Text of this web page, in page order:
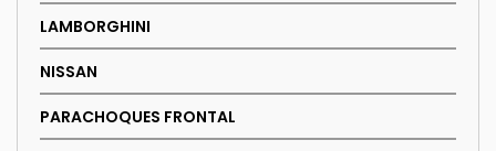
LAMBORGHINI
NISSAN
PARACHOQUES FRONTAL